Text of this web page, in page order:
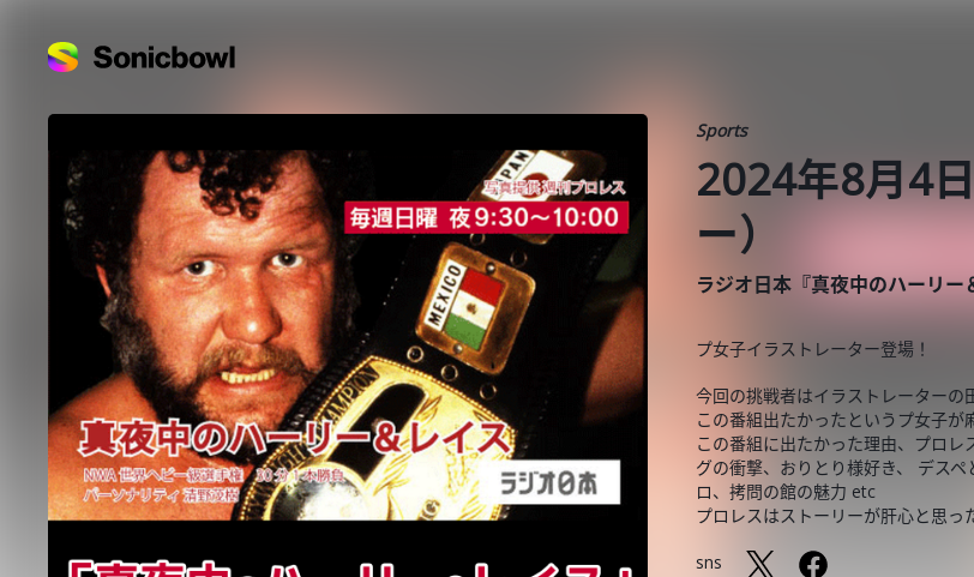
Sports
2024年8月4
ー）
ラジオ日本『真夜中のハーリー
プ女子イラストレーター登場！
今回の挑戦者はイラストレーターの
この番組出たかったというプ女子が
この番組に出たかった理由、プロ
グの衝撃、おりとり様好き、 デス
ロ、拷問の館の魅力 etc
プロレスはストーリーが肝心と思っ
sns